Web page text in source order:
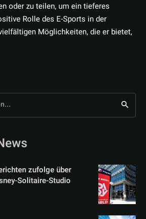
oder zu teilen, um ein tieferes
Rolle des E-Sports in der
Möglichkeiten, die er bietet,
zufolge über
Solitaire-Studio